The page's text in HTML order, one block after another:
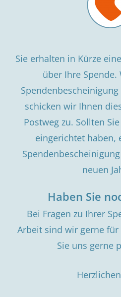
Sie erhalten in Kürze
über Ihre Spende.
schicken wir Ihnen
Postweg zu. Sollten
eingerichtet haben,
neuen
Haben Sie
Bei Fragen zu Ihrer
Arbeit sind wir gerne für
Sie uns gerne